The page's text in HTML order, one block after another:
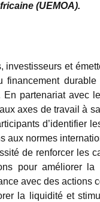
(UEMOA).
investisseurs et
financement
En partenariat avec
axes de travail à
d’identifier
aux normes
de renforcer les
pour améliorer
avec des actions
la liquidité et